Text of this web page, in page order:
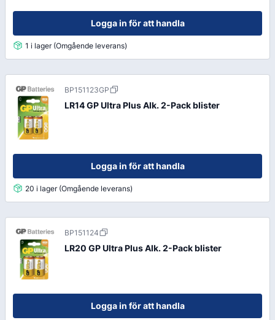
Logga in för att handla
1 i lager (Omgående leverans)
BP151123GP
LR14 GP Ultra Plus Alk. 2-Pack blister
Logga in för att handla
20 i lager (Omgående leverans)
BP151124
LR20 GP Ultra Plus Alk. 2-Pack blister
Logga in för att handla